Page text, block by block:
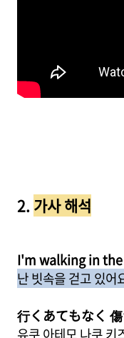
2.가사 해석
I'm walking in
난 빗속을 걷고 있어
行くあてもなく
유쿠 아테모 나쿠 키